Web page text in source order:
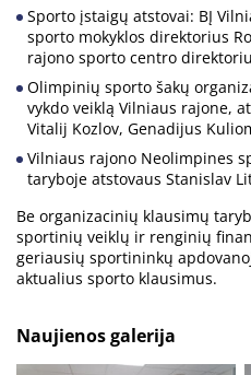
Sporto įstaigų atstovai: BĮ
sporto mokyklos direktorius
rajono sporto centro
Olimpinių sporto šakų
vykdo veiklą Vilniaus rajone,
Vitalij Kozlov, Genadijus
Vilniaus rajono Neolimpines
taryboje atstovaus Stanislav
Be organizacinių klausimų
sportinių veiklų ir renginių
geriausių sportininkų
aktualius sporto klausimus.
Naujienos galerija